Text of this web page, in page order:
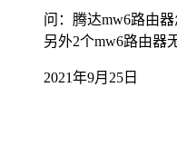
问：腾达mw6路由
另外2个mw6路由器
2021年9月25日